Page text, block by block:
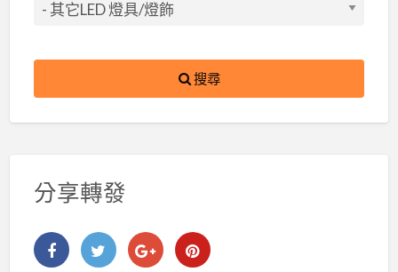
搜尋
分享轉發